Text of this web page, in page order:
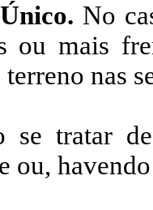
No
ou mais
nas
se tratar
ou,